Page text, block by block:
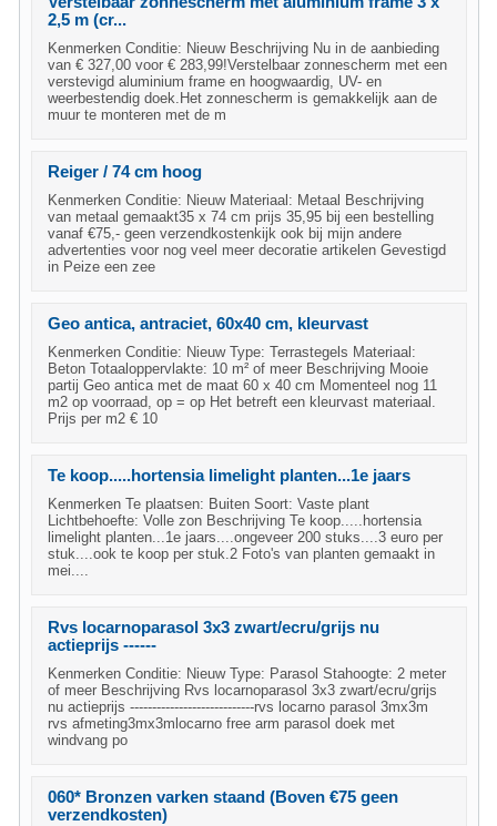
2,5 m (cr...
Kenmerken Conditie: Nieuw Beschrijving Nu in de aanbieding
van € 327,00 voor € 283,99!Verstelbaar zonnescherm met een
verstevigd aluminium frame en hoogwaardig, UV- en
weerbestendig doek.Het zonnescherm is gemakkelijk aan de
muur te monteren met de m
Reiger / 74 cm hoog
Kenmerken Conditie: Nieuw Materiaal: Metaal Beschrijving
van metaal gemaakt35 x 74 cm prijs 35,95 bij een bestelling
vanaf €75,- geen verzendkostenkijk ook bij mijn andere
advertenties voor nog veel meer decoratie artikelen Gevestigd
in Peize een zee
Geo antica, antraciet, 60x40 cm, kleurvast
Kenmerken Conditie: Nieuw Type: Terrastegels Materiaal:
Beton Totaaloppervlakte: 10 m² of meer Beschrijving Mooie
partij Geo antica met de maat 60 x 40 cm Momenteel nog 11
m2 op voorraad, op = op Het betreft een kleurvast materiaal.
Prijs per m2 € 10
Te koop.....hortensia limelight planten...1e jaars
Kenmerken Te plaatsen: Buiten Soort: Vaste plant
Lichtbehoefte: Volle zon Beschrijving Te koop.....hortensia
limelight planten...1e jaars....ongeveer 200 stuks....3 euro per
stuk....ook te koop per stuk.2 Foto's van planten gemaakt in
mei....
Rvs locarnoparasol 3x3 zwart/ecru/grijs nu
actieprijs ------
Kenmerken Conditie: Nieuw Type: Parasol Stahoogte: 2 meter
of meer Beschrijving Rvs locarnoparasol 3x3 zwart/ecru/grijs
nu actieprijs ----------------------------rvs locarno parasol 3mx3m
rvs afmeting3mx3mlocarno free arm parasol doek met
windvang po
060* Bronzen varken staand (Boven €75 geen
verzendkosten)